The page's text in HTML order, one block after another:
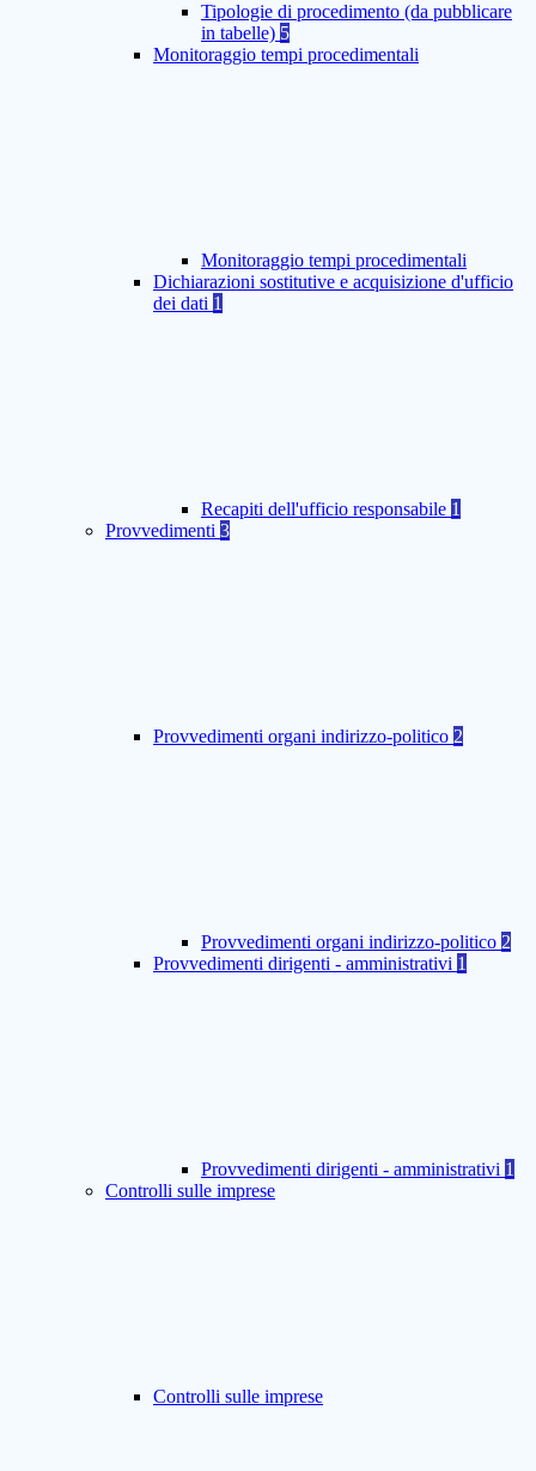
Tipologie di procedimento (da pubblicare
in tabelle) 5
Monitoraggio tempi procedimentali
Monitoraggio tempi procedimentali
Dichiarazioni sostitutive e acquisizione d'ufficio
dei dati 1
Recapiti dell'ufficio responsabile 1
Provvedimenti 3
Provvedimenti organi indirizzo-politico 2
Provvedimenti organi indirizzo-politico 2
Provvedimenti dirigenti - amministrativi 1
Provvedimenti dirigenti - amministrativi 1
Controlli sulle imprese
Controlli sulle imprese